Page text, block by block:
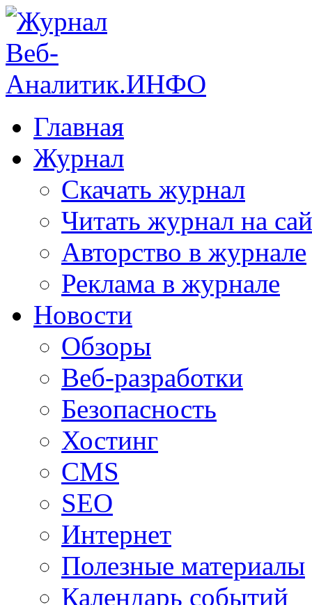
Главная
Журнал
Скачать журнал
Читать журнал на
Авторство в журнале
Реклама в журнале
Новости
Обзоры
Веб-разработки
Безопасность
Хостинг
CMS
SEO
Интернет
Полезные материалы
Календарь событий